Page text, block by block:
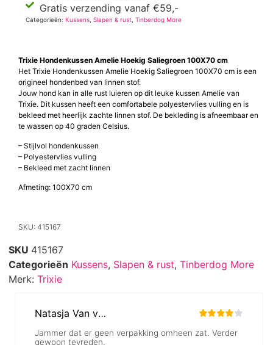
Gratis verzending vanaf €59,-
Categorieën:Kussens ,Slapen & rust ,Tinberdog More
Trixie Hondenkussen Amelie Hoekig Saliegroen 100X70 cm
Het Trixie Hondenkussen Amelie Hoekig Saliegroen 100X70 cm is een
origineel hondenbed van linnen stof.
Jouw hond kan in alle rust luieren op dit leuke kussen Amelie van
Trixie. Dit kussen heeft een comfortabele polyestervlies vulling en is
bekleed met heerlijk zachte linnen stof. De bekleding is afneembaar en
te wassen op 40 graden Celsius.
– Stijlvol hondenkussen
– Polyestervlies vulling
– Bekleed met zacht linnen
Afmeting: 100X70 cm
SKU: 415167
SKU 415167
Categorieën Kussens, Slapen & rust, Tinberdog More
Merk: Trixie